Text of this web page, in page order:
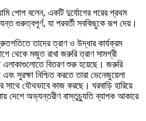
পোপ বলেন, একটি দুর্যোগের পরের প্রথম
গুরুত্বপূর্ণ, যা পরবর্তী সবকিছুকে রূপ দেয়।
তাদের ত্রাণ ও উদ্ধার কার্যক্রম
থেকে মজুত রাখা জরুরি ত্রাণ সামগ্রী
এলাকাগুলোতে বিতরণ শুরু হয়েছে। জরুরি
সুরক্ষা নিশ্চিত করতে তারা ভেনেজুয়েলা
সাথে যৌথভাবে কাজ করছে। ঘরবাড়ি হারিয়ে
দেশে অভ্যন্তরীণ বাস্তুচ্যুতি ব্যাপক আকারে